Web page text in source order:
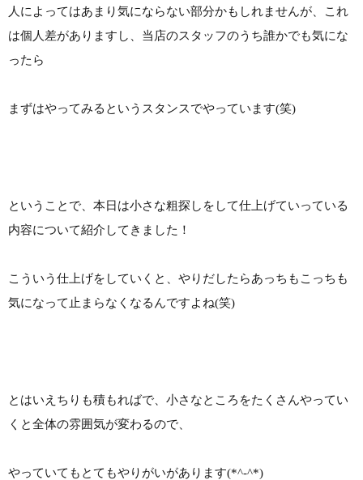
人によってはあまり気にならない部分かもしれませんが、これ
は個人差がありますし、当店のスタッフのうち誰かでも気にな
ったら
まずはやってみるというスタンスでやっています(笑)
ということで、本日は小さな粗探しをして仕上げていっている
内容について紹介してきました！
こういう仕上げをしていくと、やりだしたらあっちもこっちも
気になって止まらなくなるんですよね(笑)
とはいえちりも積もればで、小さなところをたくさんやってい
くと全体の雰囲気が変わるので、
やっていてもとてもやりがいがあります(*^-^*)